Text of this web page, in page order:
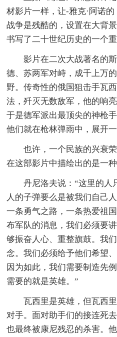
材影片一样，让-雅克·阿诺
战争是残酷的，设置在大背
书写了二十世纪历史的一个重
影片在二次大战著名的斯
德、苏两军对峙，成千上万
野。传奇性的俄国狙击手瓦
法，歼灭无数敌军，他的响
于是德军派出最顶尖的神枪
他们就在枪林弹雨中，展开
也许，一个民族的兴衰荣
在这部影片中描绘出的是一
丹尼洛夫说：“这里的人
人的子弹要么是被我们自己
一条勇气之路，一条热爱祖
布军队的消息，我们必须要
够振奋人心、重整旗鼓。我
念。我们必须给予他们希望
因为如此，我们需要制造先
需要的就是英雄。”
瓦西里是英雄，但瓦西里
对手。面对助手们的接连死
也最终被康尼残忍的杀害。